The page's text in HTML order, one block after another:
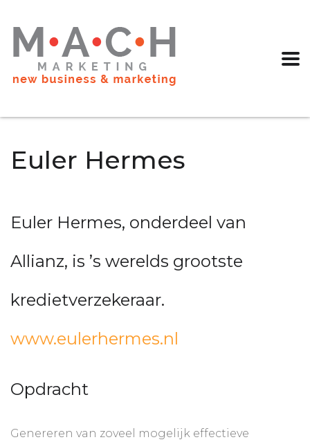
Euler Hermes
Euler Hermes, onderdeel van
Allianz, is ’s werelds grootste
kredietverzekeraar.
www.eulerhermes.nl
Opdracht
Genereren van zoveel mogelijk effectieve